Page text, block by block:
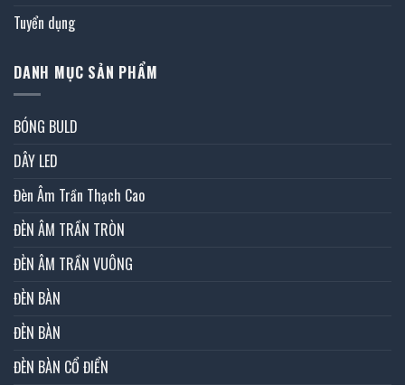
Tuyển dụng
DANH MỤC SẢN PHẨM
BÓNG BULD
DÂY LED
Đèn Âm Trần Thạch Cao
ĐÈN ÂM TRẦN TRÒN
ĐÈN ÂM TRẦN VUÔNG
ĐÈN BÀN
ĐÈN BÀN
ĐÈN BÀN CỔ ĐIỂN